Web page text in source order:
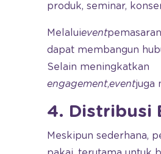
produk, seminar,
Melaluievent
dapat membangun
Selain meningkatkan
engagement,eventjuga
4. Distribusi
Meskipun sederhana,